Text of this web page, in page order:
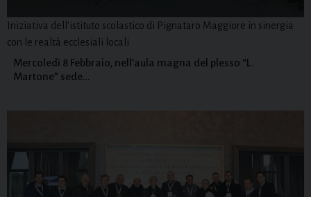
Iniziativa dell'istituto scolastico di Pignataro Maggiore in sinergia
con le realtà ecclesiali locali
Mercoledì 8 Febbraio, nell’aula magna del plesso “L.
Martone” sede…